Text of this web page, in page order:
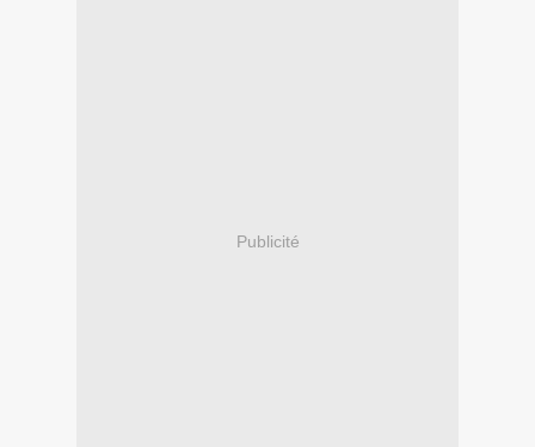
Publicité